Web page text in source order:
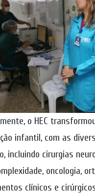
o HEC
infantil, com as
incluindo cirurgias
oncologia,
clínicos e